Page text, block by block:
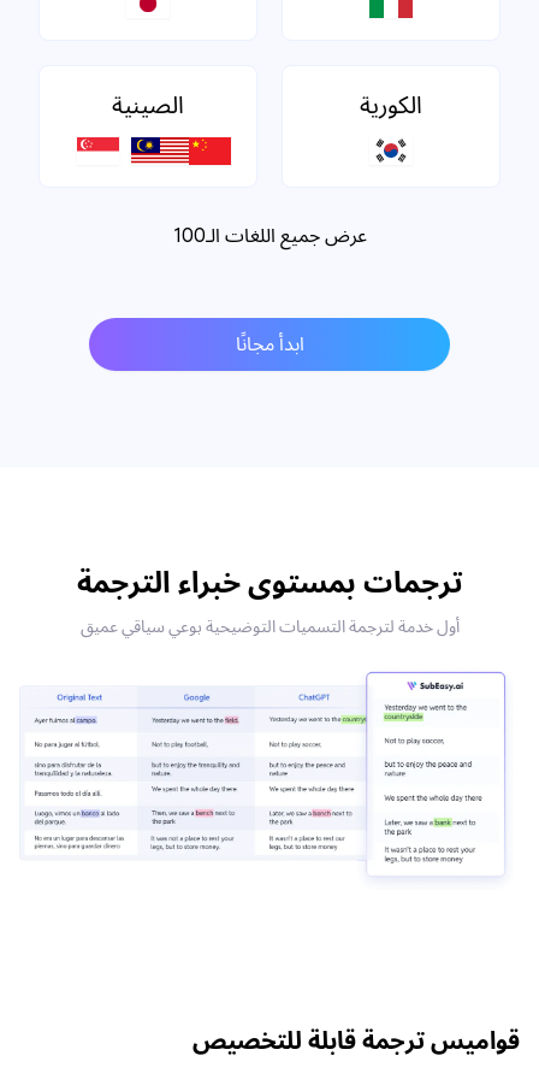
الكورية الصينية
عرض جميع اللغات الـ100
ابدأ مجانًا
ترجمات بمستوى خبراء الترجمة
أول خدمة لترجمة التسميات التوضيحية بوعي سياقي عميق
قواميس ترجمة قابلة للتخصيص